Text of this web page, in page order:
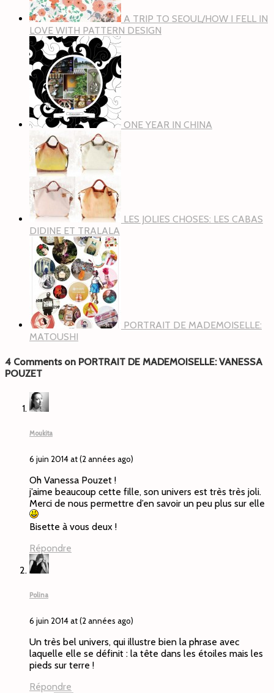
A TRIP TO SEOUL/HOW I FELL IN
LOVE WITH PATTERN DESIGN
ONE YEAR IN CHINA
LES JOLIES CHOSES: LES CABAS
DIDINE ET TRALALA
PORTRAIT DE MADEMOISELLE:
MATOUSHI
4 Comments on PORTRAIT DE MADEMOISELLE: VANESSA
POUZET
Moukita
6 juin 2014 at (2 années ago)
Oh Vanessa Pouzet !
j’aime beaucoup cette fille, son univers est très très joli.
Merci de nous permettre d’en savoir un peu plus sur elle
Bisette à vous deux !
Répondre
Polina
6 juin 2014 at (2 années ago)
Un très bel univers, qui illustre bien la phrase avec
laquelle elle se définit : la tête dans les étoiles mais les
pieds sur terre !
Répondre